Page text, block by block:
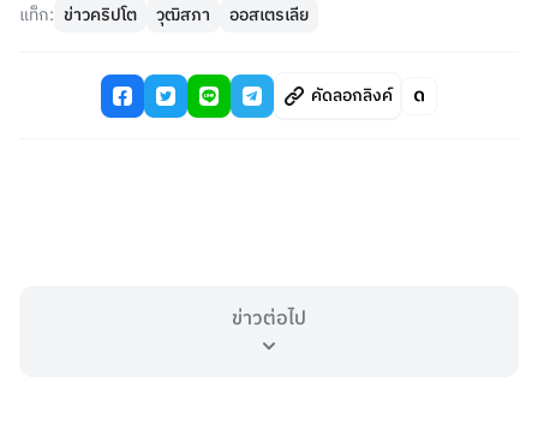
แท็ก: ข่าวคริปโต วุฒิสภา ออสเตรเลีย
คัดลอกลิงค์
ข่าวต่อไป